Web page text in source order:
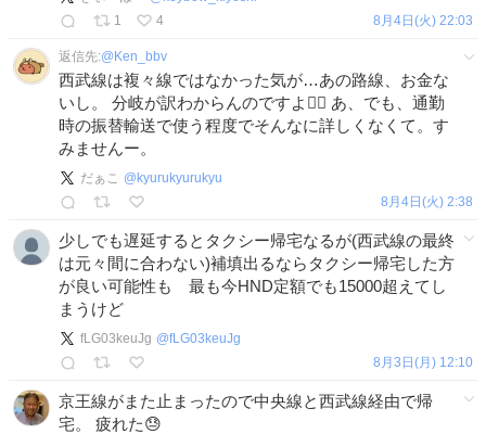
1
4 8月4日(火) 22:03
返信先:@ Ken_bbv
西武線は複々線ではなかった気が…あの路線、お金な
いし。 分岐が訳わからんのですよ😵‍💫 あ、でも、通勤
時の振替輸送で使う程度でそんなに詳しくなくて。す
みませんー。
だぁこ @ kyurukyurukyu
8月4日(火) 2:38
少しでも遅延するとタクシー帰宅なるが(西武線の最終
は元々間に合わない)補填出るならタクシー帰宅した方
が良い可能性も 最も今HND定額でも15000超えてし
まうけど
fLG03keuJg @fLG03keuJg
8月3日(月) 12:10
京王線がまた止まったので中央線と西武線経由で帰
宅。 疲れた😓